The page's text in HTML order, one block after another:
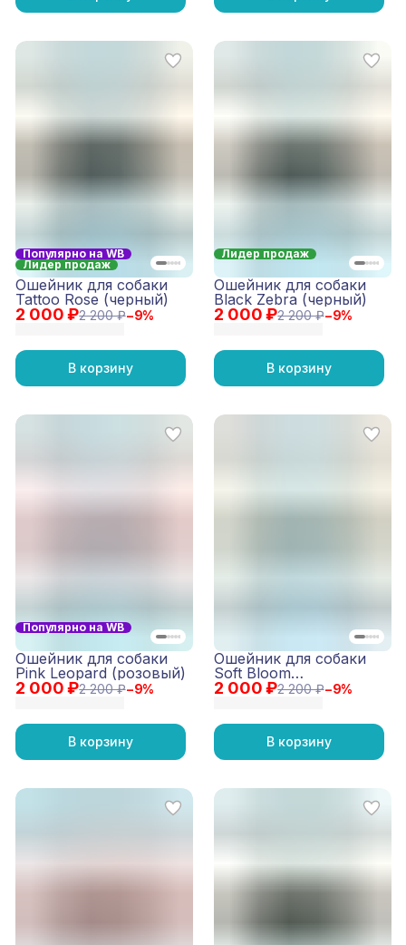
Популярно на WB
Лидер продаж
2 000 ₽2 200 ₽−9%
Ошейник для собаки
Tattoo Rose (черный)
В корзину
Лидер продаж
2 000 ₽2 200 ₽−9%
Ошейник для собаки
Black Zebra (черный)
В корзину
Популярно на WB
2 000 ₽2 200 ₽−9%
Ошейник для собаки
Pink Leopard (розовый)
В корзину
2 000 ₽2 200 ₽−9%
Ошейник для собаки
Soft Bloom
(бирюзовый)
В корзину